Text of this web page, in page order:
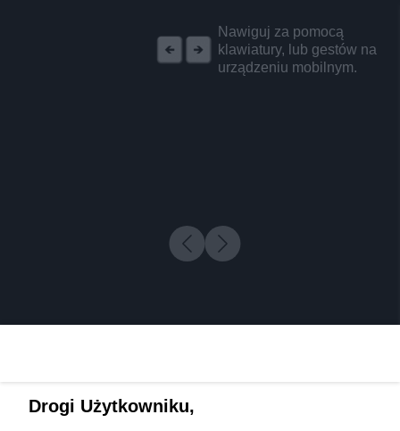
Nawiguj za pomocą
klawiatury, lub gestów na
urządzeniu mobilnym.
Drogi Użytkowniku,